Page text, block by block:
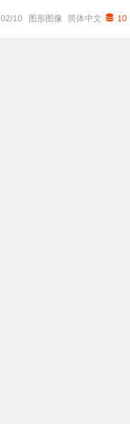
02/10 图形图像 简体中文 10